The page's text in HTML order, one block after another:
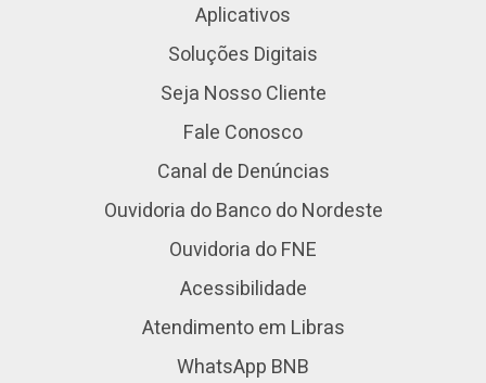
Aplicativos
Soluções Digitais
Seja Nosso Cliente
Fale Conosco
Canal de Denúncias
Ouvidoria do Banco do Nordeste
Ouvidoria do FNE
Acessibilidade
Atendimento em Libras
WhatsApp BNB